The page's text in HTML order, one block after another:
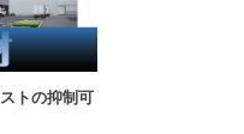
トの抑制可